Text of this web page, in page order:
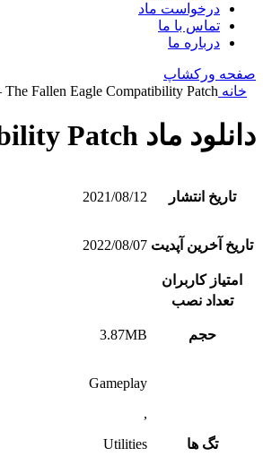
درخواست ماد
تماس با ما
درباره ما
صفحه ورکشاپ
خانه The Fallen Eagle Compatibility Patch
دانلود ماد Sinews of War – The Fallen Eagle Compatibility Patch
تاریخ انتشار 2021/08/12
تاریخ آخرین آپدیت 2022/08/07
امتیاز کاربران
تعداد نصب
حجم 3.87MB
تگ ها
Gameplay
,
Utilities